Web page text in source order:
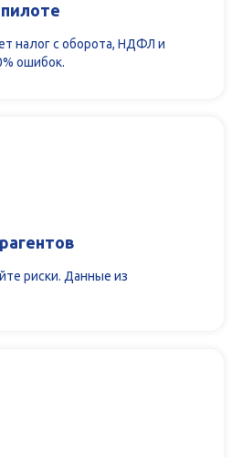
налог с оборота, НДФЛ и
ошибок.
риски. Данные из